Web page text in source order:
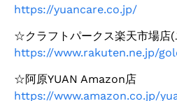
https://yuancare.co.jp/
☆クラフトパークス楽天市場店(
https://www.rakuten.ne.jp/
☆阿原YUAN Amazon店
https://www.amazon.co.jp/